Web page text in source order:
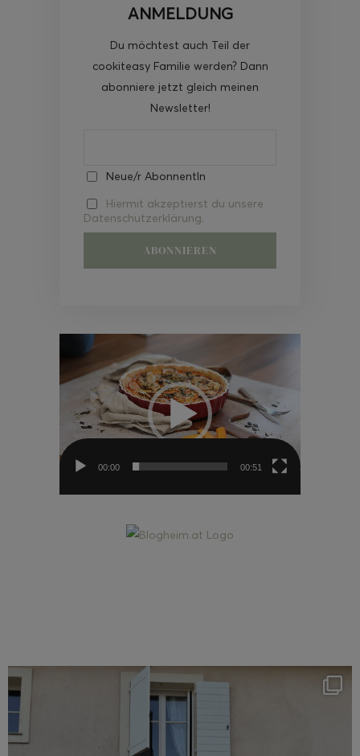
ANMELDUNG
Du möchtest auch Teil der
cookiteasy Familie werden? Dann
abonniere jetzt gleich meinen
Newsletter!
Neue/r AbonnentIn
Hiermit akzeptierst du unsere
Datenschutzerklärung.
Video-
00:00 00:51